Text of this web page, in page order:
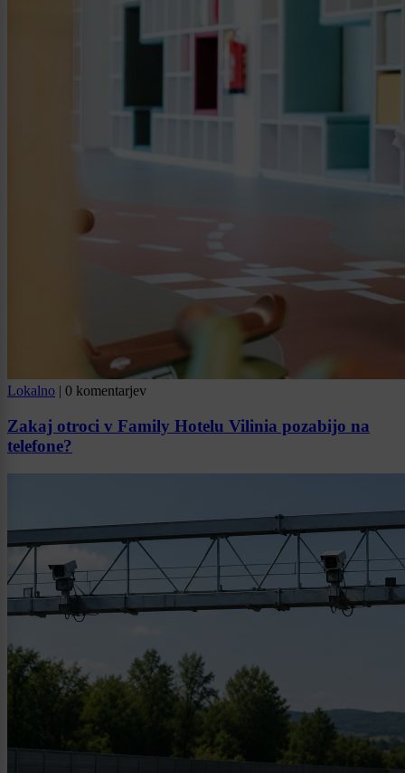
Lokalno | 0 komentarjev
Zakaj otroci v Family Hotelu Vilinia pozabijo na
telefone?